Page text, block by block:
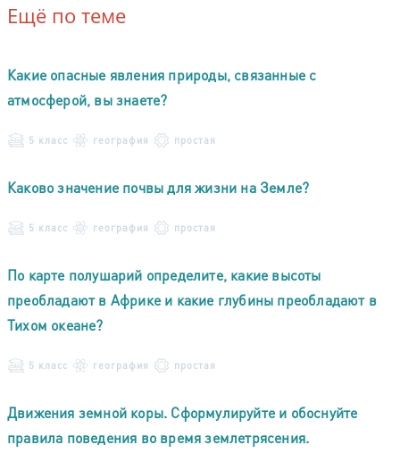
Ещё по теме
Какие опасные явления природы, связанные с
атмосферой, вы знаете?
5 класс география простая
Каково значение почвы для жизни на Земле?
5 класс география простая
По карте полушарий определите, какие высоты
преобладают в Африке и какие глубины преобладают в
Тихом океане?
5 класс география простая
Движения земной коры. Сформулируйте и обоснуйте
правила поведения во время землетрясения.